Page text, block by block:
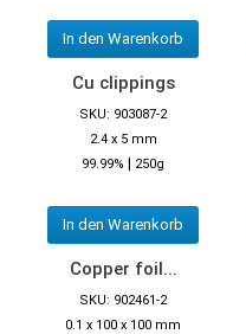
In den Warenkorb
Cu clippings
SKU: 903087-2
2.4 x 5 mm
99.99% | 250g
In den Warenkorb
Copper foil...
SKU: 902461-2
0.1 x 100 x 100 mm